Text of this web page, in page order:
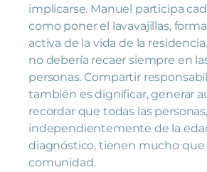
implicarse. Manuel participa
como poner el lavavajillas,
activa de la vida de la
no debería recaer siempre en
personas. Compartir
también es dignificar, generar
recordar que todas las personas,
independientemente de la
diagnóstico, tienen mucho que
comunidad.